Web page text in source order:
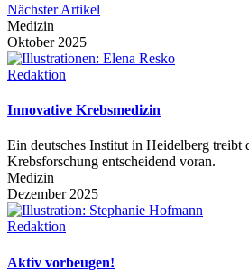
Nächster Artikel
Medizin
Oktober 2025
Redaktion
Innovative Krebsmedizin
Ein deutsches Institut in Heidelberg treibt
Krebsforschung entscheidend voran.
Medizin
Dezember 2025
Redaktion
Aktiv vorbeugen!